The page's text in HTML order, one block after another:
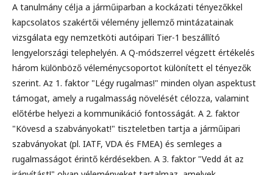
A tanulmány célja a járműiparban a kockázati tényezőkkel
kapcsolatos szakértői vélemény jellemző mintázatainak
vizsgálata egy nemzetköti autóipari Tier-1 beszállító
lengyelországi telephelyén. A Q-módszerrel végzett értékelés
három különböző véleménycsoportot különített el tényezők
szerint. Az 1. faktor "Légy rugalmas!" minden olyan aspektust
támogat, amely a rugalmasság növelését célozza, valamint
előtérbe helyezi a kommunikáció fontosságát. A 2. faktor
"Kövesd a szabványokat!" tiszteletben tartja a járműipari
szabványokat (pl. IATF, VDA és FMEA) és semleges a
rugalmasságot érintő kérdésekben. A 3. faktor "Vedd át az